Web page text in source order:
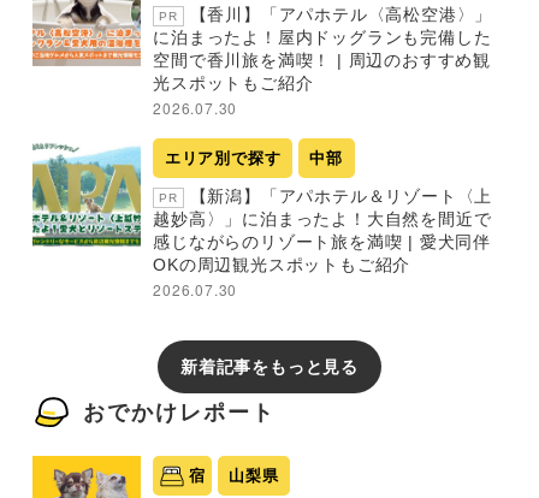
PR
【香川】「アパホテル〈高松空港〉」
に泊まったよ！屋内ドッグランも完備した
空間で香川旅を満喫！ | 周辺のおすすめ観
光スポットもご紹介
2026.07.30
エリア別で探す 中部
PR
【新潟】「アパホテル＆リゾート〈上
越妙高〉」に泊まったよ！大自然を間近で
感じながらのリゾート旅を満喫 | 愛犬同伴
OKの周辺観光スポットもご紹介
2026.07.30
新着記事をもっと見る
おでかけレポート
宿 山梨県